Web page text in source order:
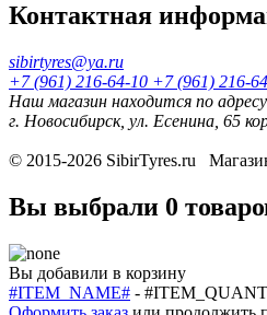
Контактная
sibirtyres@ya.ru
+7 (961) 216-64-10 +7 (961) 216-
Наш магазин находится по
г. Новосибирск, ул. Есенина, 65
© 2015-2026 SibirTyres.ru
Вы выбрали 0
Вы добавили в корзину
#ITEM_NAME# -